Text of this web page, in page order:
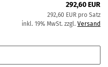
292,60 EUR
292,60 EUR pro Satz
inkl. 19% MwSt. zzgl. Versand